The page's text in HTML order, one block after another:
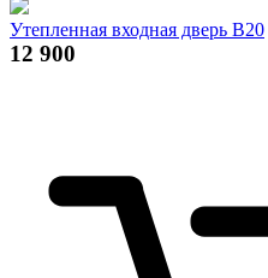
Утепленная входная дверь В20
12 900